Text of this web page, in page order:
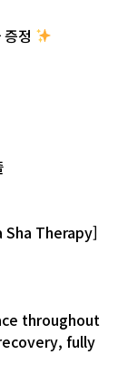
정
Therapy]
throughout
fully